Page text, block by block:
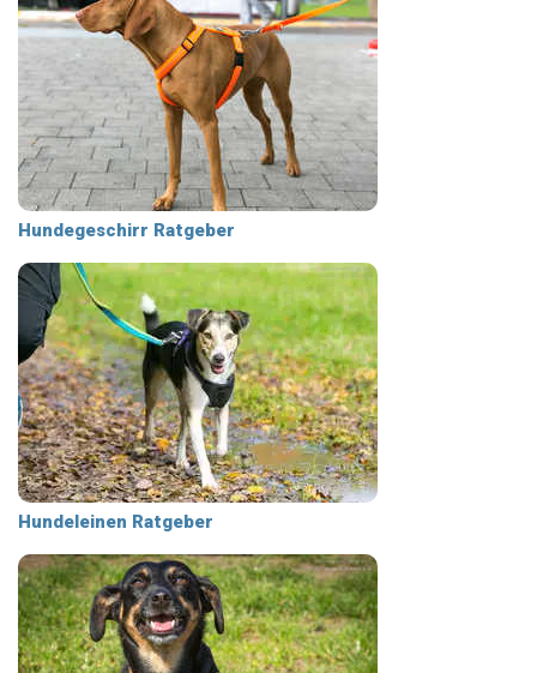
Hundegeschirr Ratgeber
Hundeleinen Ratgeber